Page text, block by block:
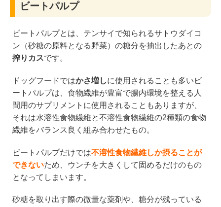
ビートパルプ
ビートパルプとは、テンサイで知られるサトウダイコ
ン（砂糖の原料となる野菜）の糖分を抽出したあとの
搾りカスです。
ドッグフードではかさ増しに使用されることも多いビ
ートパルプは、食物繊維が豊富で腸内環境を整える人
間用のサプリメントに使用されることもありますが、
それは水溶性食物繊維と不溶性食物繊維の2種類の食物
繊維をバランス良く組み合わせたもの。
ビートパルプだけでは不溶性食物繊維しか摂ることが
できないため、ウンチを大きくして固めるだけのもの
となってしまいます。
砂糖を取り出す際の微量な薬剤や、糖分が残っている